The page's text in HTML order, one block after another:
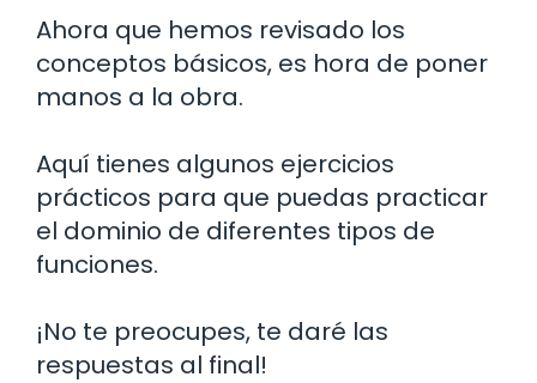
Ahora que hemos revisado los
conceptos básicos, es hora de poner
manos a la obra.
Aquí tienes algunos ejercicios
prácticos para que puedas practicar
el dominio de diferentes tipos de
funciones.
¡No te preocupes, te daré las
respuestas al final!